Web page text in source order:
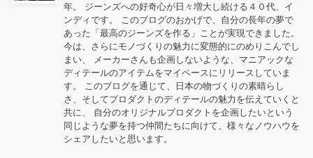
年。 ジーンズへの好奇心が日々増大し続ける４０代、イ
ンディです。 このブログのおかげで、自分の長年の夢で
あった「最高のジーンズを作る」ことが実現できました。
今は、さらにモノづくりの魅力に変態的にのめりこんでし
まい、 メーカーさんも企画しないような、マニアックな
ディテールのアイテムをマイペースにリリースしていま
す。 このブログを通じて、日本の物づくりの素晴らし
さ、そしてプロダクトのディテールの魅力を伝えていくと
共に、 自分のオリジナルプロダクトを企画したいという
同じような夢を持つ仲間たちに向けて、様々なノウハウを
シェアしたいと思います。